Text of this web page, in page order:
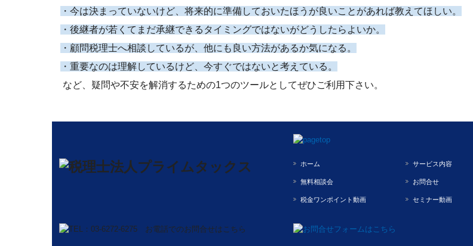
・今は決まっていないけど、将来的に準備しておいたほうが良いことがあれば教えてほしい。
・後継者が若くてまだ承継できるタイミングではないがどうしたらよいか。
・顧問税理士へ相談しているが、他にも良い方法があるか気になる。
・重要なのは理解しているけど、今すぐではないと考えている。
など、疑問や不安を解消するための1つのツールとしてぜひご利用下さい。
ホーム サービス内容
無料相談会 お問合せ
税金ワンポイント動画 セミナー動画